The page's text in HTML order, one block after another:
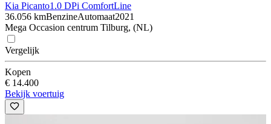
Kia Picanto1.0 DPi ComfortLine
36.056 kmBenzineAutomaat2021
Mega Occasion centrum Tilburg, (NL)
Vergelijk
Kopen
€ 14.400
Bekijk voertuig